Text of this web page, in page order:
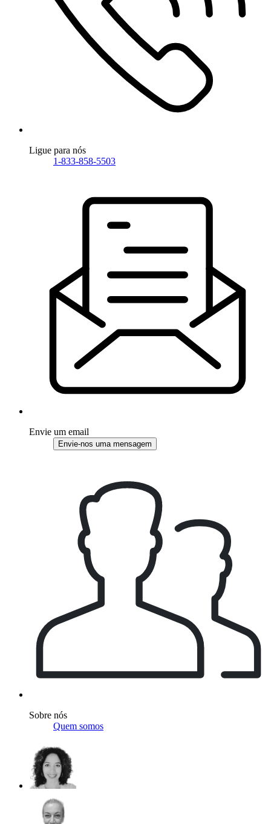
Ligue para nós
1-833-858-5503
Envie um email
Envie-nos uma mensagem
Sobre nós
Quem somos